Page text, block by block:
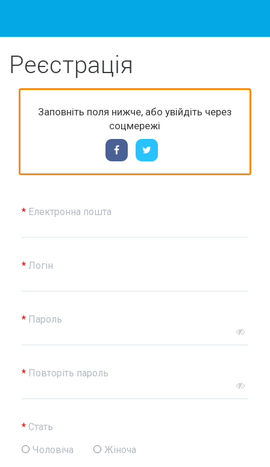
Реєстрація
Заповніть поля нижче, або увійдіть через
соцмережі
*Електронна пошта
*Логін
*Пароль
*Повторіть пароль
*Стать
Чоловiча
Жіноча